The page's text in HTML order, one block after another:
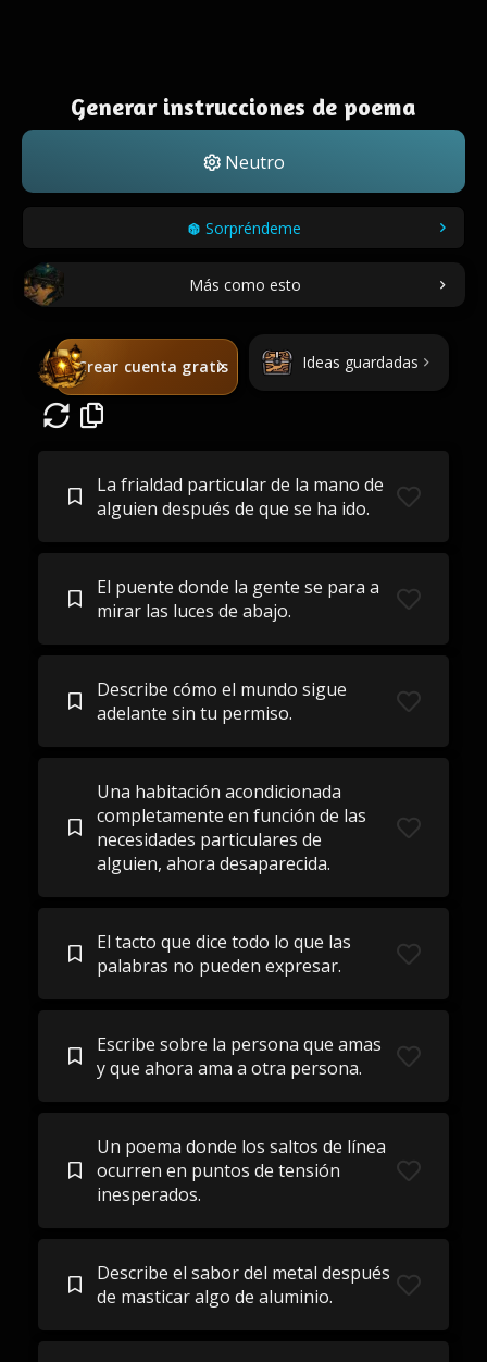
Generar instrucciones de poema
Neutro
Sorpréndeme
Más como esto
Crear cuenta gratis Ideas guardadas
La frialdad particular de la mano de
alguien después de que se ha ido.
El puente donde la gente se para a
mirar las luces de abajo.
Describe cómo el mundo sigue
adelante sin tu permiso.
Una habitación acondicionada
completamente en función de las
necesidades particulares de
alguien, ahora desaparecida.
El tacto que dice todo lo que las
palabras no pueden expresar.
Escribe sobre la persona que amas
y que ahora ama a otra persona.
Un poema donde los saltos de línea
ocurren en puntos de tensión
inesperados.
Describe el sabor del metal después
de masticar algo de aluminio.